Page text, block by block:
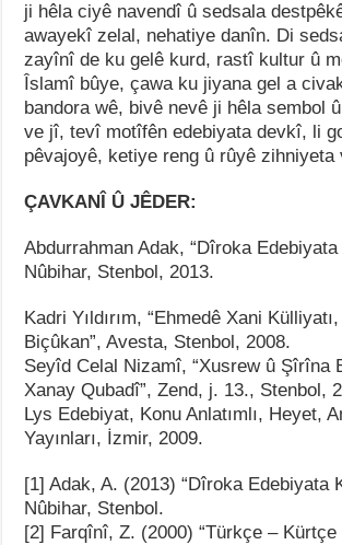
ji hêla ciyê navendî û sedsala
awayekî zelal, nehatiye danîn. Di
zayînî de ku gelê kurd, rastî kultur û
Îslamî bûye, çawa ku jiyana gel a
bandora wê, bivê nevê ji hêla sembol
ve jî, tevî motîfên edebiyata devkî, li
pêvajoyê, ketiye reng û rûyê zihniyeta
ÇAVKANÎ Û JÊDER:
Abdurrahman Adak, “Dîroka
Nûbihar, Stenbol, 2013.
Kadri Yıldırım, “Ehmedê Xani
Biçûkan”, Avesta, Stenbol, 2008.
Seyîd Celal Nizamî, “Xusrew û Şîrîna
Xanay Qubadî”, Zend, j. 13., Stenbol,
Lys Edebiyat, Konu Anlatımlı, Heyet,
Yayınları, İzmir, 2009.
[1] Adak, A. (2013) “Dîroka Edebiyata
Nûbihar, Stenbol.
[2] Farqînî, Z. (2000) “Türkçe – Kürtçe